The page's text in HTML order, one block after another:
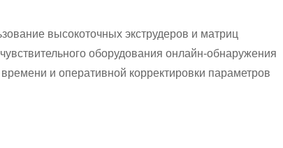
высокоточных экструдеров и матриц
оборудования онлайн-обнаружения
и оперативной корректировки параметров